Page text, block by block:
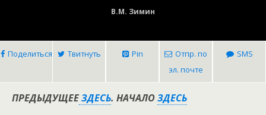
В.М. Зимин
Поделиться Твитнуть Pin
Отпр. по
эл. почте
SMS
ПРЕДЫДУЩЕЕЗДЕСЬ. НАЧАЛОЗДЕСЬ